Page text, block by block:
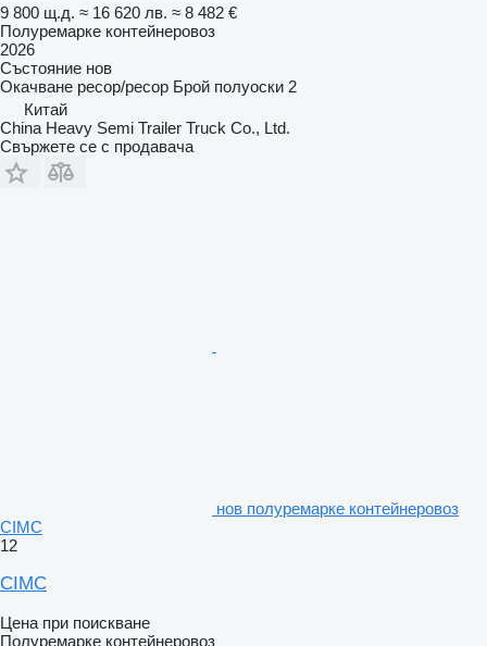
9 800 щ.д. ≈ 16 620 лв. ≈ 8 482 €
Полуремарке контейнеровоз
2026
Състояние нов
Окачване ресор/ресор Брой полуоски 2
Китай
China Heavy Semi Trailer Truck Co., Ltd.
Свържете се с продавача
нов полуремарке контейнеровоз
CIMC
12
CIMC
Цена при поискване
Полуремарке контейнеровоз